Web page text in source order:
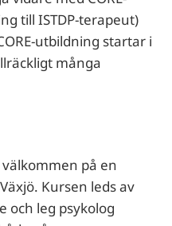
till ISTDP-terapeut)
utbildning startar i
många
på en
Kursen leds av
och leg psykolog